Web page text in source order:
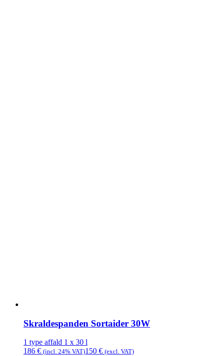
Skraldespanden Sortaider 30W
1 type affald 1 x 30 l
186 € (incl. 24% VAT)150 € (excl. VAT)